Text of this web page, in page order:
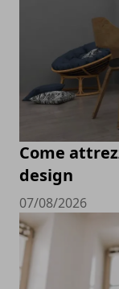
Come
design
07/08/2026